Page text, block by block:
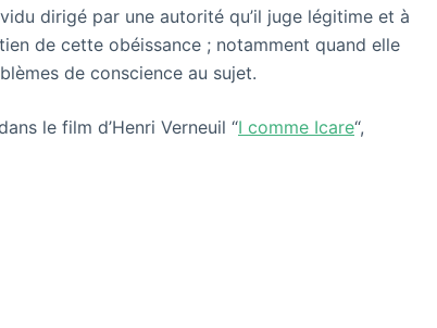
dirigé par une autorité qu’il juge légitime et à
de cette obéissance ; notamment quand elle
de conscience au sujet.
le film d’Henri Verneuil “I comme Icare“,